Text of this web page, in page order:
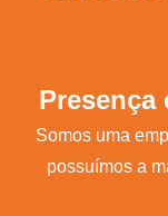
Presença
Somos uma
possuímos a